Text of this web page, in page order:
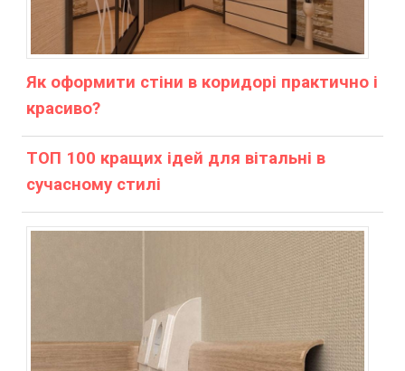
Як оформити стіни в коридорі практично і
красиво?
ТОП 100 кращих ідей для вітальні в
сучасному стилі